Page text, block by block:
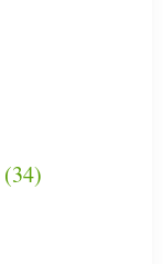
(34)